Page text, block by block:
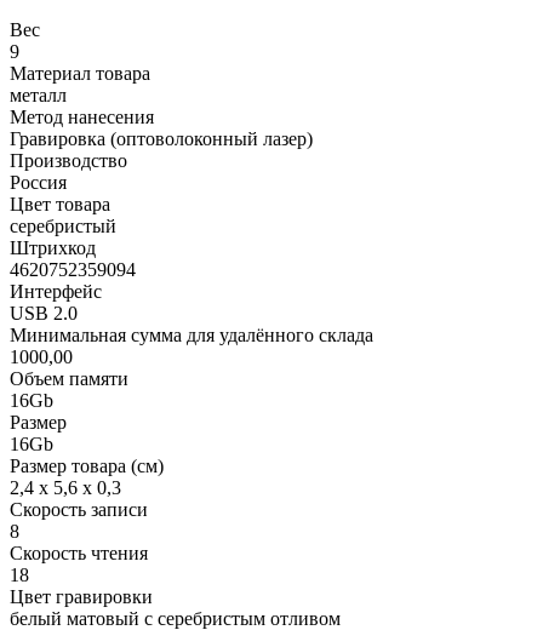
Вес
9
Материал товара
металл
Метод нанесения
Гравировка (оптоволоконный лазер)
Производство
Россия
Цвет товара
серебристый
Штрихкод
4620752359094
Интерфейс
USB 2.0
Минимальная сумма для удалённого склада
1000,00
Объем памяти
16Gb
Размер
16Gb
Размер товара (см)
2,4 х 5,6 х 0,3
Скорость записи
8
Скорость чтения
18
Цвет гравировки
белый матовый с серебристым отливом